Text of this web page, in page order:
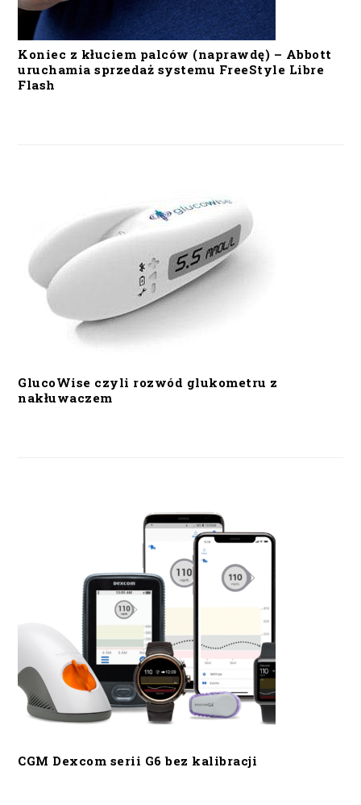
Koniec z kłuciem palców (naprawdę) – Abbott
uruchamia sprzedaż systemu FreeStyle Libre
Flash
GlucoWise czyli rozwód glukometru z
nakłuwaczem
CGM Dexcom serii G6 bez kalibracji